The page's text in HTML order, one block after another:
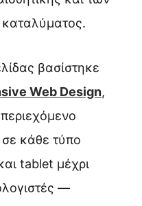
βασίστηκε
Web Design,
κάθε τύπο
tablet μέχρι
—